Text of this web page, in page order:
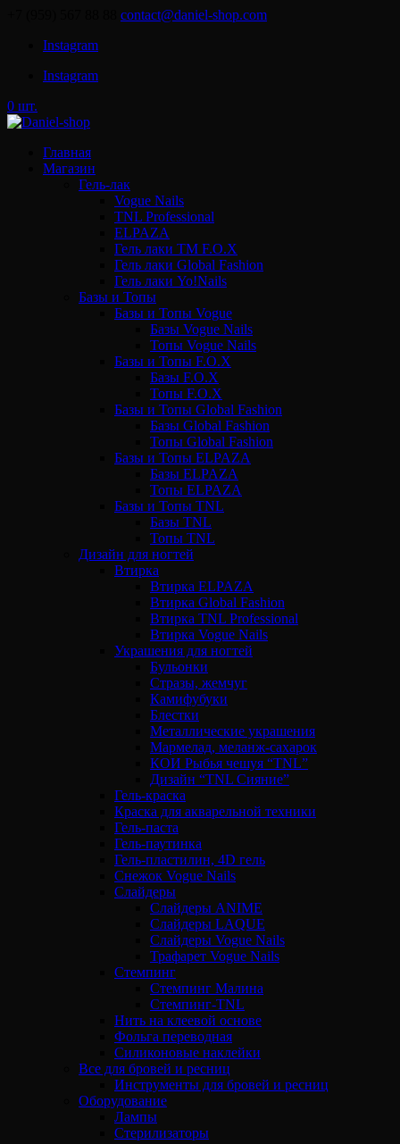
contact@daniel-shop.com
Instagram
Instagram
0 шт.
Главная
Магазин
Гель-лак
Vogue Nails
TNL Professional
ELPAZA
Гель лаки ТМ F.O.X
Гель лаки Global Fashion
Гель лаки Yo!Nails
Базы и Топы
Базы и Топы Vogue
Базы Vogue Nails
Топы Vogue Nails
Базы и Топы F.O.X
Базы F.O.X
Топы F.O.X
Базы и Топы Global Fashion
Базы Global Fashion
Топы Global Fashion
Базы и Топы ELPAZA
Базы ELPAZA
Топы ELPAZA
Базы и Топы TNL
Базы TNL
Топы TNL
Дизайн для ногтей
Втирка
Втирка ELPAZA
Втирка Global Fashion
Втирка TNL Professional
Втирка Vogue Nails
Украшения для ногтей
Бульонки
Стразы, жемчуг
Камифубуки
Блестки
Металлические украшения
Мармелад, меланж-сахарок
КОИ Рыбья чешуя “TNL”
Дизайн “TNL Сияние”
Гель-краска
Краска для акварельной техники
Гель-паста
Гель-паутинка
Гель-пластилин, 4D гель
Снежок Vogue Nails
Слайдеры
Слайдеры ANIME
Слайдеры LAQUE
Слайдеры Vogue Nails
Трафарет Vogue Nails
Стемпинг
Стемпинг Малина
Стемпинг-TNL
Нить на клеевой основе
Фольга переводная
Силиконовые наклейки
Все для бровей и ресниц
Инструменты для бровей и ресниц
Оборудование
Лампы
Стерилизаторы